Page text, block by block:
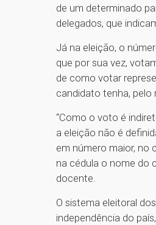
de um determinado
delegados, que
Já na eleição, o
que por sua vez,
de como votar
candidato tenha, pelo
“Como o voto é
a eleição não é
em número maior, no
na cédula o nome do
docente.
O sistema eleitoral
independência do